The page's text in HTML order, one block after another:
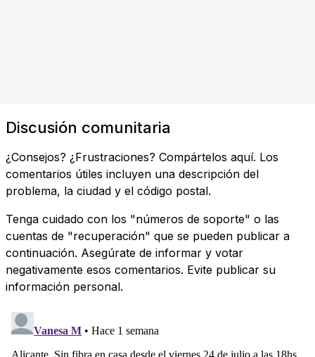
Discusión comunitaria
¿Consejos? ¿Frustraciones? Compártelos aquí. Los
comentarios útiles incluyen una descripción del
problema, la ciudad y el código postal.
Tenga cuidado con los "números de soporte" o las
cuentas de "recuperación" que se pueden publicar a
continuación. Asegúrate de informar y votar
negativamente esos comentarios. Evite publicar su
información personal.